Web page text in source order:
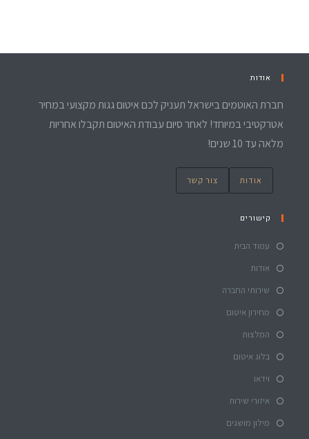
אודות
חברת האוטמים בישראל תעניק לכם איטום גגות מקצועי במחיר
אטרקטיבי במיוחד! לאחר סיום עבודת האיטום תקבלו אחריות
מלאה עד 10 שנים!
אודות צור קשר
קישורים
עמוד הבית
אודות
שירותי החברה
מחירון איטום
המלצות
בלוג איטום
וידאו
איזורי שירות
מילון מושגים